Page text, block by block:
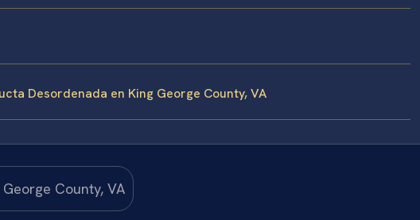
Desordenada en King George County, VA